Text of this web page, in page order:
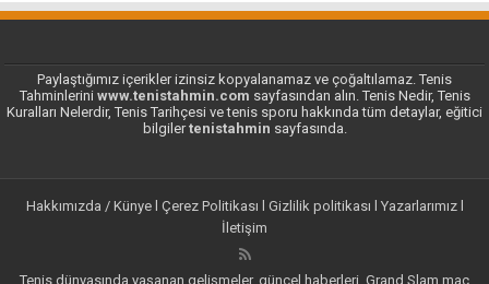
Paylaştığımız içerikler izinsiz kopyalanamaz ve çoğaltılamaz. Tenis
Tahminlerini www.tenistahmin.com sayfasından alın. Tenis Nedir, Tenis
Kuralları Nelerdir, Tenis Tarihçesi ve tenis sporu hakkında tüm detaylar, eğitici
bilgilertenistahmin sayfasında.
Hakkımızda / Künyel Çerez Politikası l Gizlilik politikası l Yazarlarımızl
İletişim
Tenis dünyasında yaşanan gelişmeler, güncel haberleri, Grand Slam maç